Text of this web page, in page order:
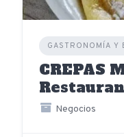
GASTRONOMÍA Y
CREPAS
Negocios